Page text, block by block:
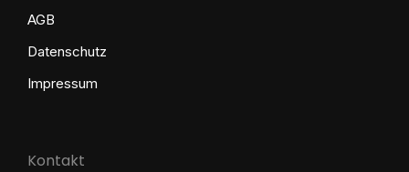
AGB
Datenschutz
Impressum
Kontakt